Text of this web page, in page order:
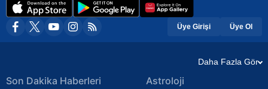
Üye Girişi Üye Ol
Daha Fazla Gör
Son Dakika Haberleri Astroloji